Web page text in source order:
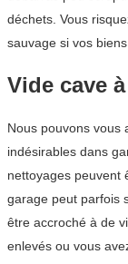
déchets. Vous
sauvage si vos
Vide cave
Nous pouvons vous
indésirables dans
nettoyages peuvent
garage peut parfois
être accroché à de
enlevés ou vous